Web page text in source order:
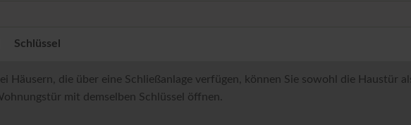
wichtige Formulare
Schlüssel
Häusern, die über eine Schließanlage verfügen, können Sie sowohl die Haustür
mit demselben Schlüssel öffnen.